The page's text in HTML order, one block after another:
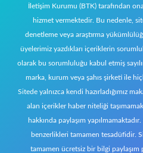
İletişim Kurumu (BTK) tarafından
hizmet vermektedir. Bu nedenle,
denetleme veya araştırma
üyelerimiz yazdıkları içeriklerin
olarak bu sorumluluğu kabul etmiş
marka, kurum veya şahıs şirketi ile
Sitede yalnızca kendi hazırladığımız
alan içerikler haber niteliği
hakkında paylaşım
benzerlikleri tamamen tesadüfidir.
tamamen ücretsiz bir bilgi